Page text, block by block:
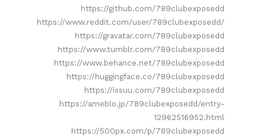
https://github.com/789clubexposedd
https://www.reddit.com/user/789clubexposedd/
https://gravatar.com/789clubexposedd
https://www.tumblr.com/789clubexposedd
https://www.behance.net/789clubexposedd
https://huggingface.co/789clubexposedd
https://issuu.com/789clubexposedd
https://ameblo.jp/789clubexposedd/entry-
12962516952.html
https://500px.com/p/789clubexposedd